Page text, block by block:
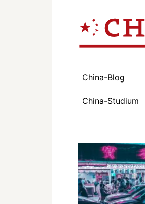
China-Blog
China-Studium